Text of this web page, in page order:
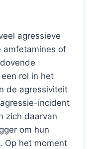
agressieve
amfetamines of
rol in het
de agressiviteit
incident
zich daarvan
om hun
Op het moment